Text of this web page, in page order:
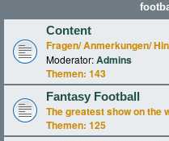
Content
Fragen/ Anmerkungen/
Moderator:Admins
Themen: 143
Fantasy Football
The greatest show on the
Themen: 125